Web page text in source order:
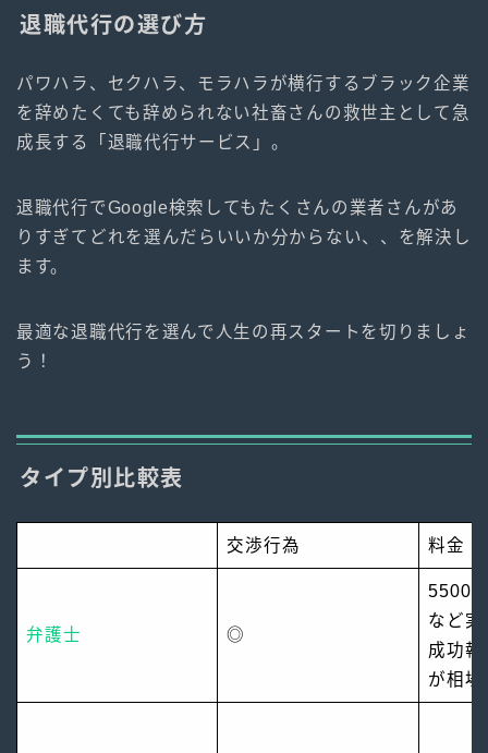
退職代行の選び方
パワハラ、セクハラ、モラハラが横行するブラック企業
を辞めたくても辞められない社畜さんの救世主として急
成長する「退職代行サービス」。
退職代行でGoogle検索してもたくさんの業者さんがあ
りすぎてどれを選んだらいいか分からない、、を解決し
ます。
最適な退職代行を選んで人生の再スタートを切りましょ
う！
タイプ別比較表
交渉行為 料金
弁護士 ◎
55000
など
成功
が相場